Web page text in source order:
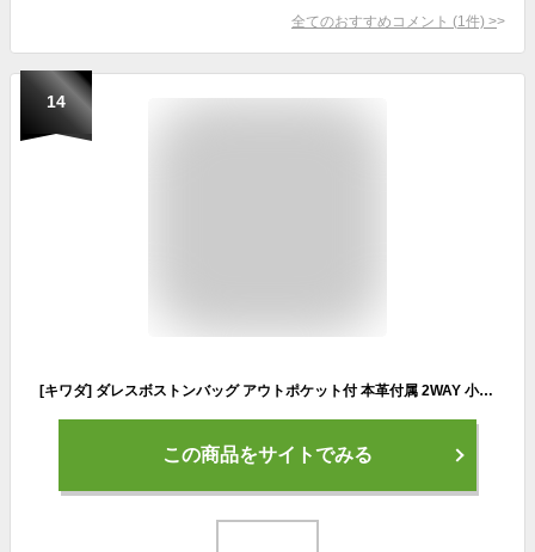
全てのおすすめコメント (1 件) >
14
[キワダ] ダレスボストンバッグ アウトポケット付 本革付属 2WAY 小 【木和田】 鞄の聖地兵庫県豊岡市製 30 cm ブラウン
この商品をサイトでみる